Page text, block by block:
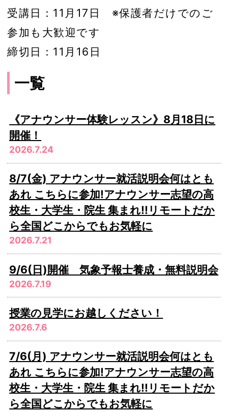
受講日：11月17日 ※保護者だけでのご
参加も大歓迎です
締切日：11月16日
一覧
《アナウンサー体験レッスン》8月18日に
開催！
2026.7.24
8/7(金) アナウンサー就活説明会何はとも
あれ こちらに参加!アナウンサー志望の高
校生・大学生・院生 集まれ!!リモートだか
ら全国どこからでもお気軽に
2026.7.21
9/6(日)開催 気象予報士養成・無料説明会
2026.7.19
授業の見学にお越しください！
2026.7.6
7/6(月) アナウンサー就活説明会何はとも
あれ こちらに参加!アナウンサー志望の高
校生・大学生・院生 集まれ!!リモートだか
ら全国どこからでもお気軽に